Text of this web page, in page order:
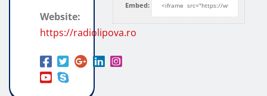
Embed:
Website:
https://radiolipova.ro